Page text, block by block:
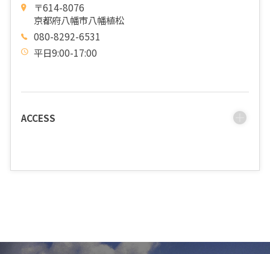
〒614-8076
京都府八幡市八幡植松
080-8292-6531
平日9:00-17:00
ACCESS